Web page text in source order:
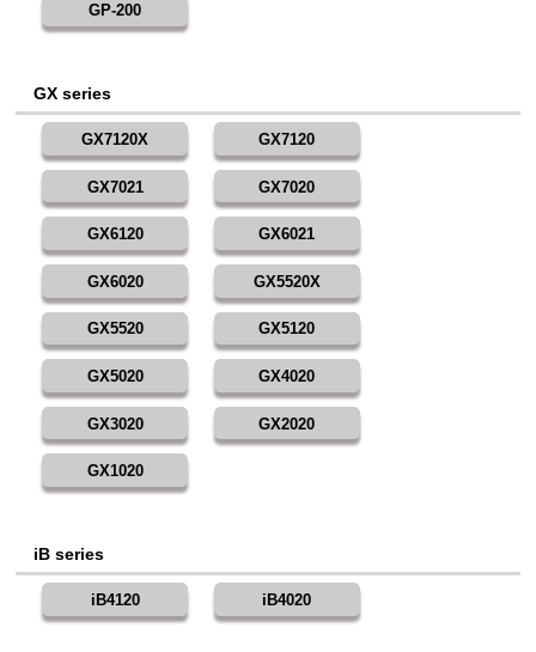
GP-200
GX series
GX7120X GX7120
GX7021 GX7020
GX6120 GX6021
GX6020 GX5520X
GX5520 GX5120
GX5020 GX4020
GX3020 GX2020
GX1020
iB series
iB4120 iB4020